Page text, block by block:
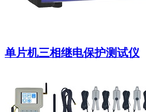
单片机三相继电保护测试仪